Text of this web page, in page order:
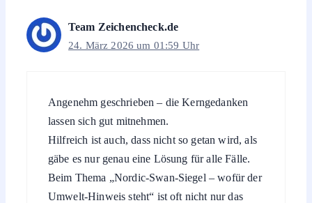
Team Zeichencheck.de
24. März 2026 um 01:59 Uhr
Angenehm geschrieben – die Kerngedanken
lassen sich gut mitnehmen.
Hilfreich ist auch, dass nicht so getan wird, als
gäbe es nur genau eine Lösung für alle Fälle.
Beim Thema „Nordic-Swan-Siegel – wofür der
Umwelt-Hinweis steht“ ist oft nicht nur das